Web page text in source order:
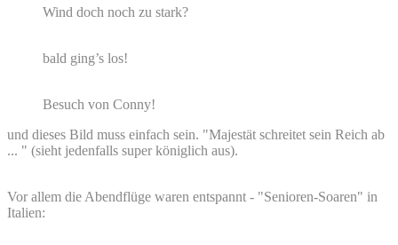
Wind doch noch zu stark?
bald ging’s los!
Besuch von Conny!
und dieses Bild muss einfach sein. "Majestät schreitet sein Reich ab
... " (sieht jedenfalls super königlich aus).
Vor allem die Abendflüge waren entspannt - "Senioren-Soaren" in
Italien: